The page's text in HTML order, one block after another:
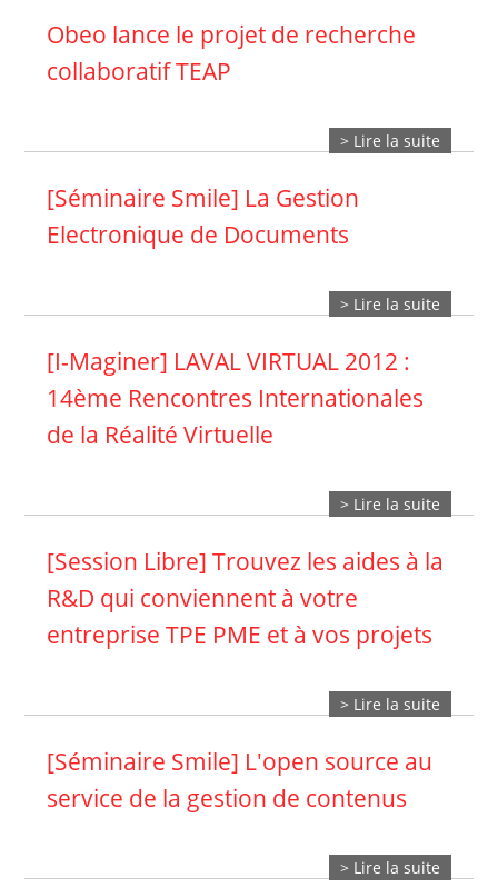
Obeo lance le projet de recherche
collaboratif TEAP
> Lire la suite
[Séminaire Smile] La Gestion
Electronique de Documents
> Lire la suite
[I-Maginer] LAVAL VIRTUAL 2012 :
14ème Rencontres Internationales
de la Réalité Virtuelle
> Lire la suite
[Session Libre] Trouvez les aides à la
R&D qui conviennent à votre
entreprise TPE PME et à vos projets
> Lire la suite
[Séminaire Smile] L'open source au
service de la gestion de contenus
> Lire la suite